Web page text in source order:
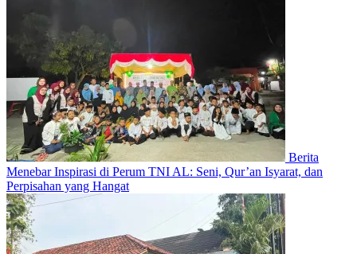
Berita
Menebar Inspirasi di Perum TNI AL: Seni, Qur’an Isyarat, dan
Perpisahan yang Hangat